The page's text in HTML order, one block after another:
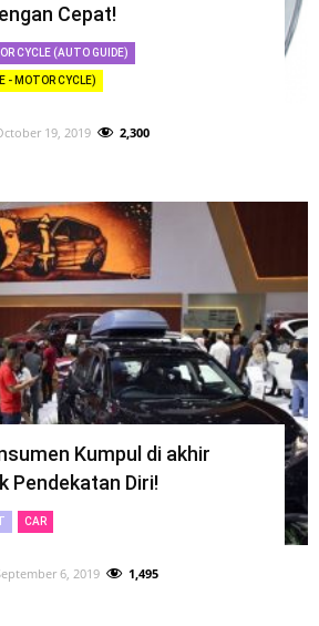
Cepat!
CYCLE (AUTO GUIDE)
- MOTOR CYCLE)
19, 2019 2,300
Kumpul di akhir
Pendekatan Diri!
CAR
6, 2019 1,495